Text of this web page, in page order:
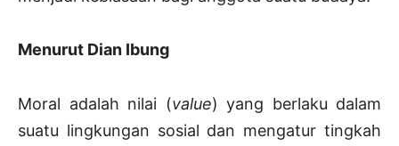
Menurut Dian Ibung
Moral adalah nilai (value) yang berlaku dalam
suatu lingkungan sosial dan mengatur tingkah